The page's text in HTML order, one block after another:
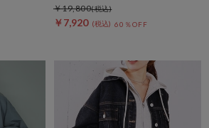
￥7,920 60％OFF
￥19,800